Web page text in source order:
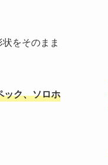
をそのまま
ック、ソロホ